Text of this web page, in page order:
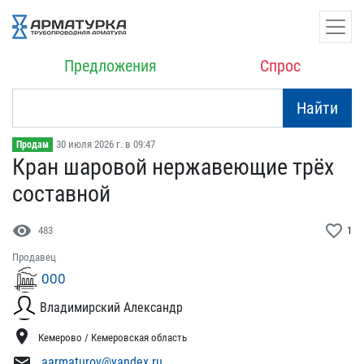
Предложения Спрос
Найти
Продам 30 июля 2026 г. в 09:47
Кран шаровой нержавеющие​ трёх
составной
visibility 483 favorite_border 1
Продавец
ООО
Владимирский Александр
location_on Кемерово / Кемеровская область